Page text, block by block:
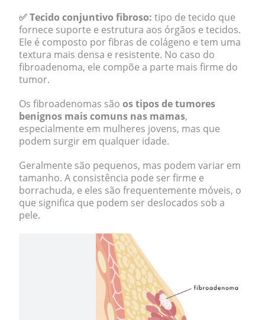
✅Tecido conjuntivo fibroso: tipo de tecido que
fornece suporte e estrutura aos órgãos e tecidos.
Ele é composto por fibras de colágeno e tem uma
textura mais densa e resistente. No caso do
fibroadenoma, ele compõe a parte mais firme do
tumor.
Os fibroadenomas são os tipos de tumores
benignos mais comuns nas mamas,
especialmente em mulheres jovens, mas que
podem surgir em qualquer idade.
Geralmente são pequenos, mas podem variar em
tamanho. A consistência pode ser firme e
borrachuda, e eles são frequentemente móveis, o
que significa que podem ser deslocados sob a
pele.